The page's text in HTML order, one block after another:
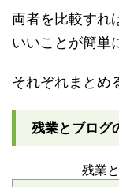
両者を比較すれ
いいことが簡単
それぞれまとめ
残業とブログ
残業